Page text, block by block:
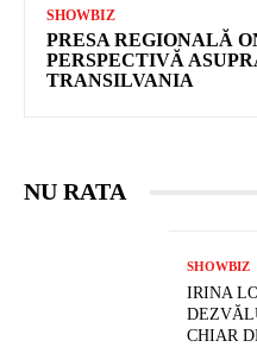
SHOWBIZ
PRESA REGIONALĂ
PERSPECTIVĂ
TRANSILVANIA
NU RATA
SHOWBIZ
IRINA
CHIAR